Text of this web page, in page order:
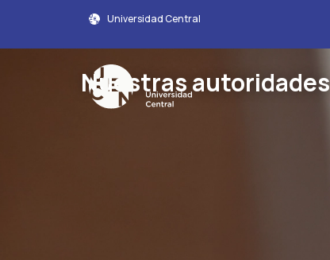
Universidad Central
Nuestras autoridades